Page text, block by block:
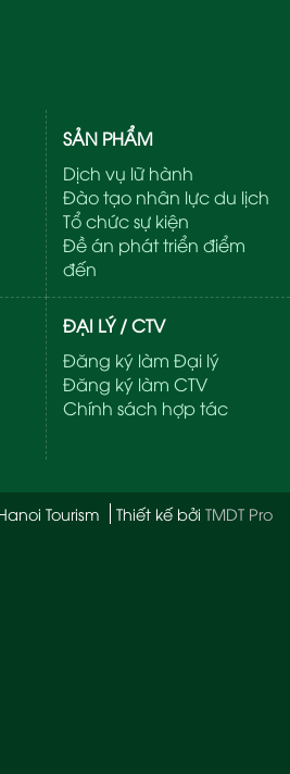
SẢN PHẨM
Dịch vụ lữ hành
Đào tạo nhân lực du lịch
Tổ chức sự kiện
Đề án phát triển điểm
đến
ĐẠI LÝ / CTV
Đăng ký làm Đại lý
Đăng ký làm CTV
Chính sách hợp tác
Tourism Thiết kế bởi TMDT Pro